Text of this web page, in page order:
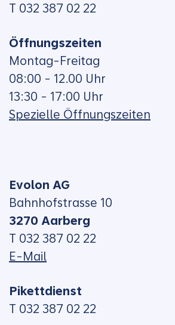
T 032 387 02 22
Öffnungszeiten
Montag-Freitag
08:00 - 12.00 Uhr
13:30 - 17:00 Uhr
Spezielle Öffnungszeiten
Evolon AG
Bahnhofstrasse 10
3270 Aarberg
T 032 387 02 22
E-Mail
Pikettdienst
T 032 387 02 22